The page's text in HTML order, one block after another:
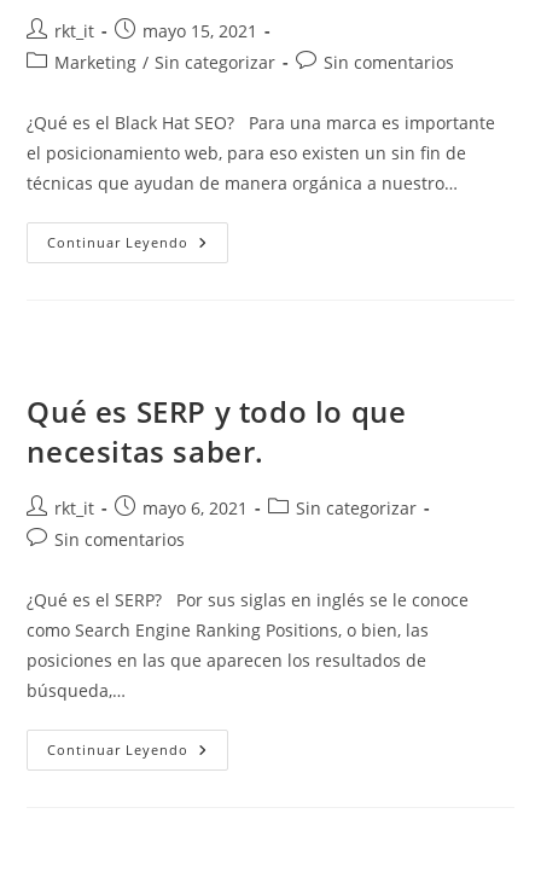
rkt_it
mayo 15, 2021
Marketing / Sin categorizar Sin comentarios
¿Qué es el Black Hat SEO? Para una marca es importante
el posicionamiento web, para eso existen un sin fin de
técnicas que ayudan de manera orgánica a nuestro…
Continuar Leyendo
Qué es SERP y todo lo que
necesitas saber.
rkt_it mayo 6, 2021
Sin categorizar
Sin comentarios
¿Qué es el SERP? Por sus siglas en inglés se le conoce
como Search Engine Ranking Positions, o bien, las
posiciones en las que aparecen los resultados de
búsqueda,…
Continuar Leyendo